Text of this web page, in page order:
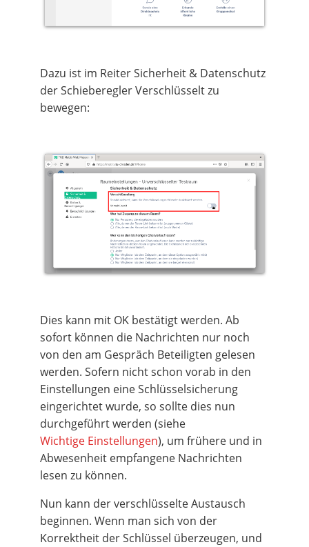
Dazu ist im Reiter Sicherheit & Datenschutz
der Schieberegler Verschlüsselt zu
bewegen:
Dies kann mit OK bestätigt werden. Ab
sofort können die Nachrichten nur noch
von den am Gespräch Beteiligten gelesen
werden. Sofern nicht schon vorab in den
Einstellungen eine Schlüsselsicherung
eingerichtet wurde, so sollte dies nun
durchgeführt werden (siehe
Wichtige Einstellungen), um frühere und in
Abwesenheit empfangene Nachrichten
lesen zu können.
Nun kann der verschlüsselte Austausch
beginnen. Wenn man sich von der
Korrektheit der Schlüssel überzeugen, und